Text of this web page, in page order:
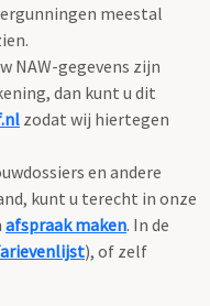
meestal
NAW-gegevens zijn
dan kunt u dit
zodat wij hiertegen
en andere
kunt u terecht in onze
afspraak maken. In de
), of zelf